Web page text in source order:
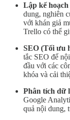
Lập kế
dung, nghiên
với khán giả
Trello có thể
SEO (Tối ưu
tắc SEO để
đầu với các
khóa và cải
Phân tích dữ
Google
quả nội dung,